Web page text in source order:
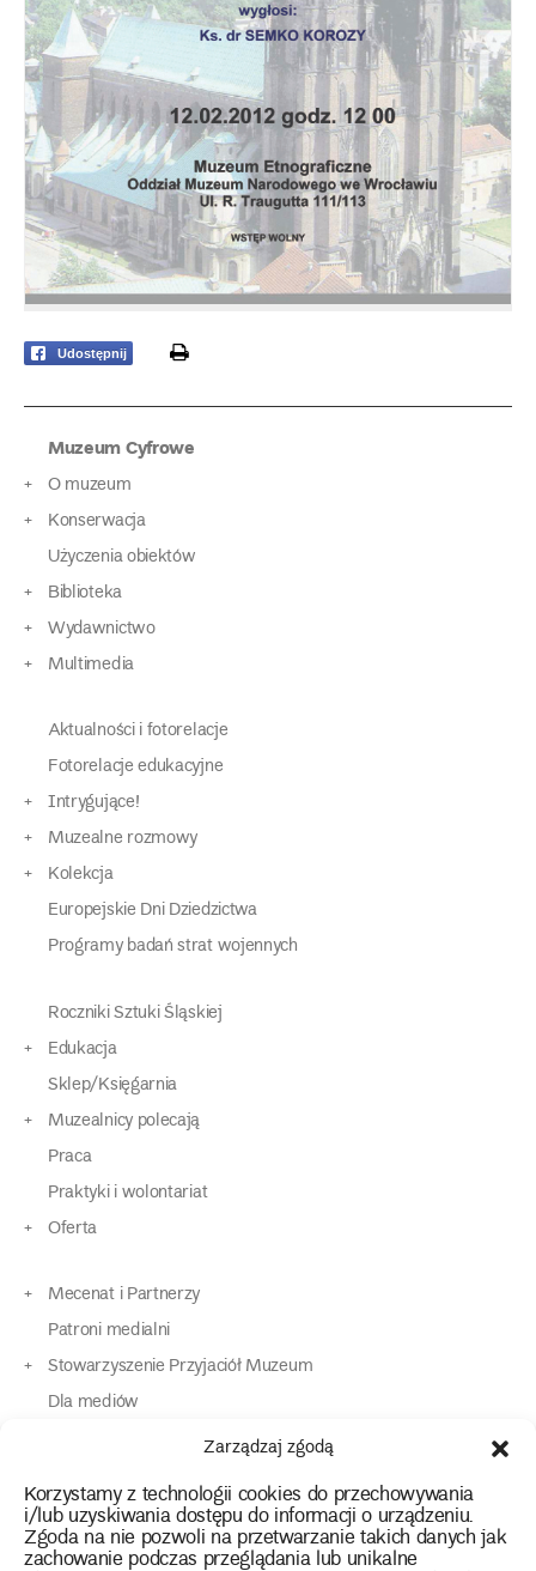
Zarządzaj zgodą
Korzystamy z technologii cookies do przechowywania
i/lub uzyskiwania dostępu do informacji o urządzeniu.
Zgoda na nie pozwoli na przetwarzanie takich danych jak
zachowanie podczas przeglądania lub unikalne
Udostępnij print
Muzeum Cyfrowe
O muzeum
Konserwacja
Użyczenia obiektów
Biblioteka
Wydawnictwo
Multimedia
Aktualności i fotorelacje
Fotorelacje edukacyjne
Intrygujące!
Muzealne rozmowy
Kolekcja
Europejskie Dni Dziedzictwa
Programy badań strat wojennych
Roczniki Sztuki Śląskiej
Edukacja
Sklep/Księgarnia
Muzealnicy polecają
Praca
Praktyki i wolontariat
Oferta
Mecenat i Partnerzy
Patroni medialni
Stowarzyszenie Przyjaciół Muzeum
Dla mediów
Dla osób o specjalnych potrzebach
Kontakt